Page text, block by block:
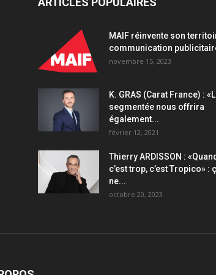
MAIF réinvente son
communication
novembre 15, 2023
K. GRAS (Carat France) :
segmentée nous offrira
également...
février 12, 2021
Thierry ARDISSON : «Quand
c’est trop, c’est Tropico» :
ne...
octobre 20, 2023